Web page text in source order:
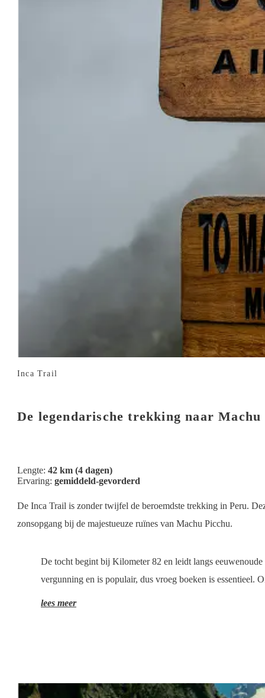
Inca Trail
De legendarische trekking naar Machu
Lengte: 42 km (4 dagen)
Ervaring: gemiddeld-gevorderd
De Inca Trail is zonder twijfel de beroemdste trekking in Peru.
zonsopgang bij de majestueuze ruïnes van Machu Picchu.
lees meer
De tocht begint bij Kilometer 82 en leidt langs
vergunning en is populair, dus vroeg boeken is essentieel.